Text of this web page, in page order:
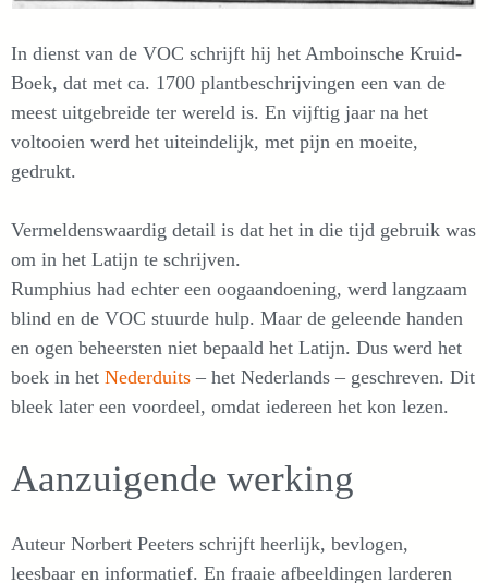
In dienst van de VOC schrijft hij het Amboinsche Kruid-
Boek, dat met ca. 1700 plantbeschrijvingen een van de
meest uitgebreide ter wereld is. En vijftig jaar na het
voltooien werd het uiteindelijk, met pijn en moeite,
gedrukt.
Vermeldenswaardig detail is dat het in die tijd gebruik was
om in het Latijn te schrijven.
Rumphius had echter een oogaandoening, werd langzaam
blind en de VOC stuurde hulp. Maar de geleende handen
en ogen beheersten niet bepaald het Latijn. Dus werd het
boek in het Nederduits – het Nederlands – geschreven. Dit
bleek later een voordeel, omdat iedereen het kon lezen.
Aanzuigende werking
Auteur Norbert Peeters schrijft heerlijk, bevlogen,
leesbaar en informatief. En fraaie afbeeldingen larderen